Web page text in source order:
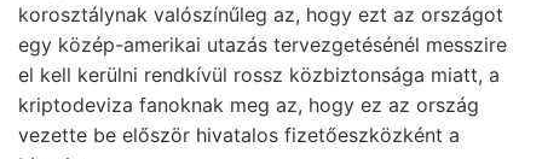
korosztálynak valószínűleg az, hogy ezt az országot
egy közép-amerikai utazás tervezgetésénél messzire
el kell kerülni rendkívül rossz közbiztonsága miatt, a
kriptodeviza fanoknak meg az, hogy ez az ország
vezette be először hivatalos fizetőeszközként a